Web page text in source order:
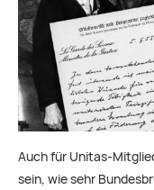
Auch für Unitas-
sein, wie sehr